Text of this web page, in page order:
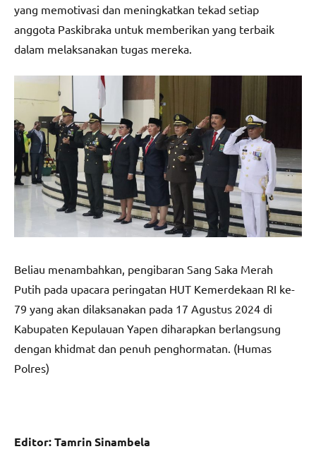
yang memotivasi dan meningkatkan tekad setiap
anggota Paskibraka untuk memberikan yang terbaik
dalam melaksanakan tugas mereka.
Beliau menambahkan, pengibaran Sang Saka Merah
Putih pada upacara peringatan HUT Kemerdekaan RI ke-
79 yang akan dilaksanakan pada 17 Agustus 2024 di
Kabupaten Kepulauan Yapen diharapkan berlangsung
dengan khidmat dan penuh penghormatan. (Humas
Polres)
Editor: Tamrin Sinambela